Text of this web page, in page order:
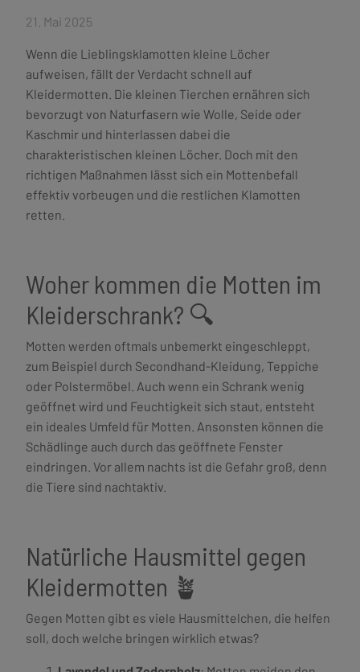
21. Mai 2025
Wenn die Lieblingsklamotten kleine Löcher
aufweisen, fällt der Verdacht schnell auf
Kleidermotten. Die kleinen Tierchen ernähren sich
bevorzugt von Naturfasern wie Wolle, Seide oder
Kaschmir und hinterlassen dabei die
charakteristischen kleinen Löcher. Doch mit den
richtigen Maßnahmen lässt sich ein Mottenbefall
effektiv vorbeugen und die restlichen Klamotten
retten.
Woher kommen die Motten im
Kleiderschrank? 🔍
Motten werden oftmals unbemerkt eingeschleppt,
zum Beispiel durch Secondhand-Kleidung, Teppiche
oder Polstermöbel. Auch wenn ein Schrank wenig
geöffnet wird und Feuchtigkeit sich staut, entsteht
ein ideales Umfeld für Motten. Ansonsten können die
Schädlinge auch durch das geöffnete Fenster
eindringen. Vor allem nachts ist die Gefahr groß, denn
die Tiere sind nachtaktiv.
Natürliche Hausmittel gegen
Kleidermotten 🪴
Gegen Motten gibt es viele Hausmittelchen, die helfen
soll, doch welche bringen wirklich etwas?